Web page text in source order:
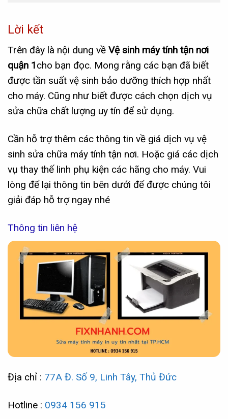
Lời kết
Trên đây là nội dung về Vệ sinh máy tính tận nơi
quận 1cho bạn đọc. Mong rằng các bạn đã biết
được tần suất vệ sinh bảo dưỡng thích hợp nhất
cho máy. Cũng như biết được cách chọn dịch vụ
sửa chữa chất lượng uy tín để sử dụng.
Cần hỗ trợ thêm các thông tin về giá dịch vụ vệ
sinh sửa chữa máy tính tận nơi. Hoặc giá các dịch
vụ thay thế linh phụ kiện các hãng cho máy. Vui
lòng để lại thông tin bên dưới để được chúng tôi
giải đáp hỗ trợ ngay nhé
Thông tin liên hệ
Địa chỉ : 77A Đ. Số 9, Linh Tây, Thủ Đức
Hotline : 0934 156 915